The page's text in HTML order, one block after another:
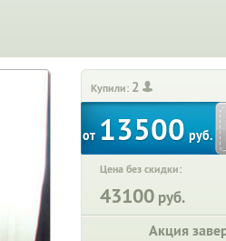
Купили: 2
от13500 руб.
Цена без скидки:
43100 руб.
Акция